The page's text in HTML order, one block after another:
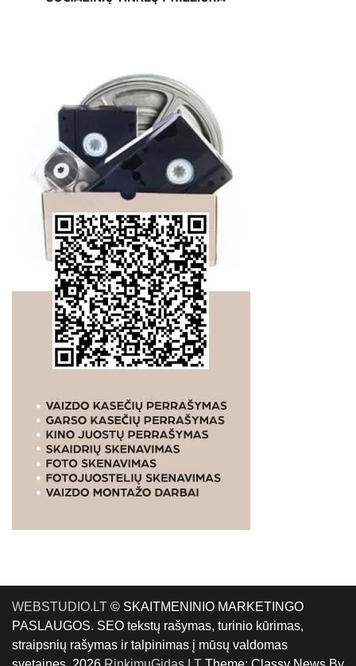
WEBSTUDIO.LT © SKAITMENINIO MARKETINGO
PASLAUGOS. SEO tekstų rašymas, turinio kūrimas,
straipsnių rašymas ir talpinimas į mūsų valdomas